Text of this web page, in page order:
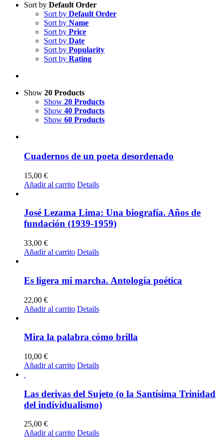
Sort by Default Order
Sort by Default Order
Sort by Name
Sort by Price
Sort by Date
Sort by Popularity
Sort by Rating
Show 20 Products
Show 20 Products
Show 40 Products
Show 60 Products
Cuadernos de un poeta desordenado
15,00 €
Añadir al carrito Details
José Lezama Lima: Una biografía. Años de
fundación (1939-1959)
33,00 €
Añadir al carrito Details
Es ligera mi marcha. Antología poética
22,00 €
Añadir al carrito Details
Mira la palabra cómo brilla
10,00 €
Añadir al carrito Details
Las derivas del Sujeto (o la Santísima Trinidad
del individualismo)
25,00 €
Añadir al carrito Details